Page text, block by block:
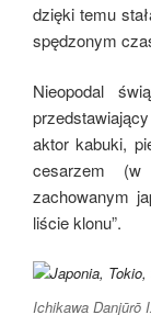
dzięki temu
spędzonym
Nieopodal
przedstawiający
aktor kabuki,
cesarzem
zachowanym
liście klonu”.
Ichikawa Danjūrō